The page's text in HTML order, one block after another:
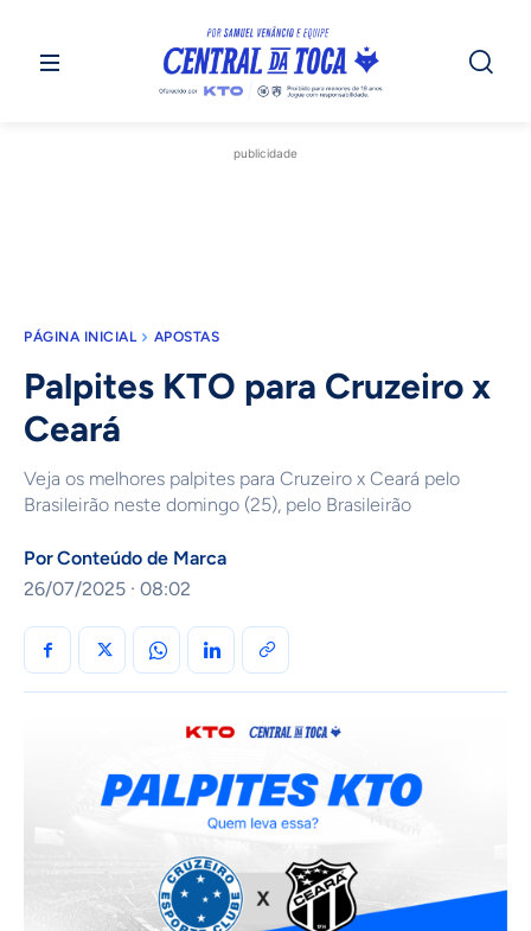
publicidade
PÁGINA INICIAL APOSTAS
Palpites KTO para Cruzeiro x
Ceará
Veja os melhores palpites para Cruzeiro x Ceará pelo
Brasileirão neste domingo (25), pelo Brasileirão
PorConteúdo de Marca
26/07/2025 · 08:02